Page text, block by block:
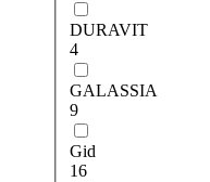
DURAVIT
4
GALASSIA
9
Gid
16